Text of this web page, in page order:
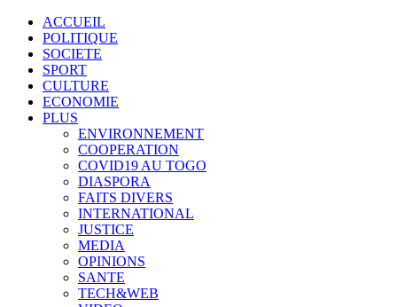
ACCUEIL
POLITIQUE
SOCIETE
SPORT
CULTURE
ECONOMIE
PLUS
ENVIRONNEMENT
COOPERATION
COVID19 AU TOGO
DIASPORA
FAITS DIVERS
INTERNATIONAL
JUSTICE
MEDIA
OPINIONS
SANTE
TECH&WEB